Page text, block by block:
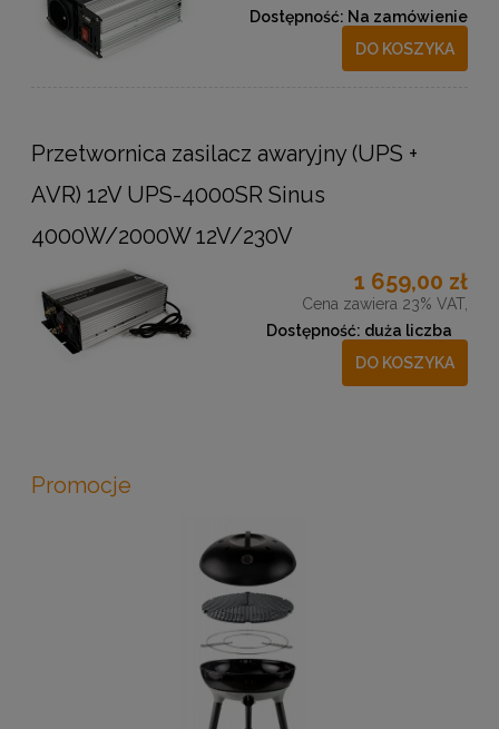
Dostępność: Na zamówienie
DO KOSZYKA
Przetwornica zasilacz awaryjny (UPS +
AVR) 12V UPS-4000SR Sinus
4000W/2000W 12V/230V
1 659,00 zł
Cena zawiera 23% VAT,
Dostępność: duża liczba
DO KOSZYKA
Promocje